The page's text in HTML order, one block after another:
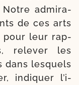
Notre admi­ra­
de ces arts
pour leur rap­
rele­ver les
dans les­quels
indi­quer l’i­